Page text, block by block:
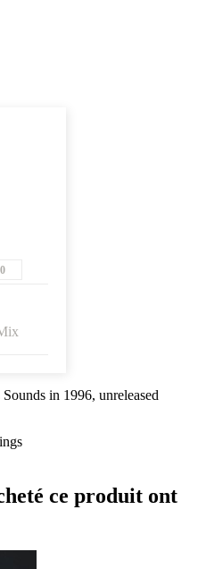
in 1996, unreleased
ce produit ont